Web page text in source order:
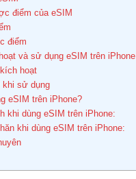
điểm của eSIM
điểm
và sử dụng eSIM trên iPhone
hoạt
sử dụng
eSIM trên iPhone?
khi dùng eSIM trên iPhone:
khi dùng eSIM trên iPhone: